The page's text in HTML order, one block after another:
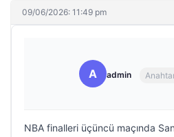
09/06/2026: 11:49 pm
A admin
NBA finalleri üçüncü maçında